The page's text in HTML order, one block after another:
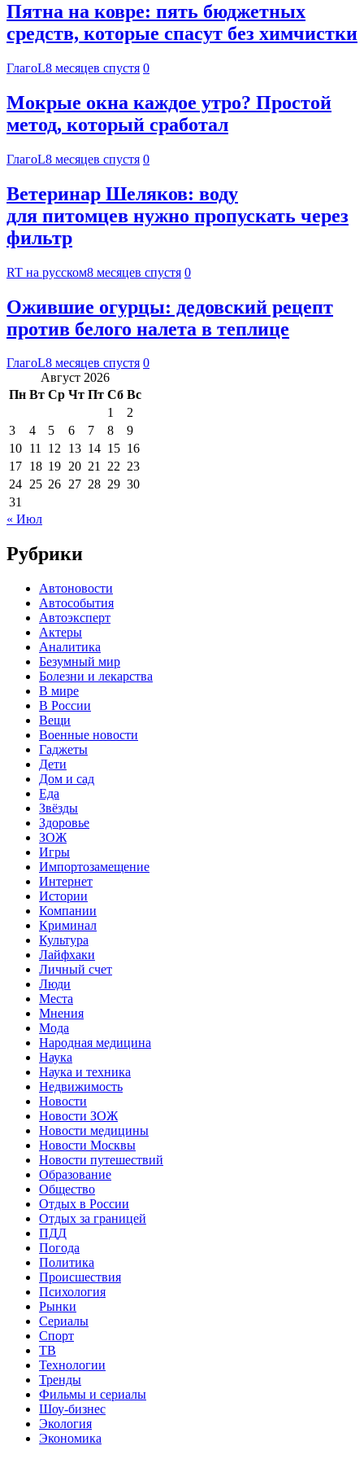
Пятна на ковре: пять бюджетных
средств, которые спасут без химчистки
ГлагоL8 месяцев спустя 0
Мокрые окна каждое утро? Простой
метод, который сработал
ГлагоL8 месяцев спустя 0
Ветеринар Шеляков: воду
для питомцев нужно пропускать через
фильтр
RT на русском8 месяцев спустя 0
Ожившие огурцы: дедовский рецепт
против белого налета в теплице
ГлагоL8 месяцев спустя 0
Август 2026
Пн Вт Ср Чт Пт Сб Вс
1
2
3
4 5 6 7 8
9
10 11 12 13 14 15 16
17 18 19 20 21 22 23
24 25 26 27 28 29 30
31
« Июл
Рубрики
Автоновости
Автособытия
Автоэксперт
Актеры
Аналитика
Безумный мир
Болезни и лекарства
В мире
В России
Вещи
Военные новости
Гаджеты
Дети
Дом и сад
Еда
Звёзды
Здоровье
ЗОЖ
Игры
Импортозамещение
Интернет
Истории
Компании
Криминал
Культура
Лайфхаки
Личный счет
Люди
Места
Мнения
Мода
Народная медицина
Наука
Наука и техника
Недвижимость
Новости
Новости ЗОЖ
Новости медицины
Новости Москвы
Новости путешествий
Образование
Общество
Отдых в России
Отдых за границей
ПДД
Погода
Политика
Происшествия
Психология
Рынки
Сериалы
Спорт
ТВ
Технологии
Тренды
Фильмы и сериалы
Шоу-бизнес
Экология
Экономика